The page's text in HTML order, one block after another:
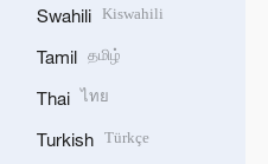
Swahili Kiswahili
Tamil தமிழ்
Thai ไทย
Turkish Türkçe